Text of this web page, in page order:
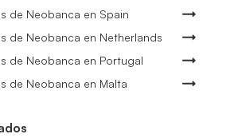
de Neobanca en Spain
de Neobanca en Netherlands
de Neobanca en Portugal
de Neobanca en Malta